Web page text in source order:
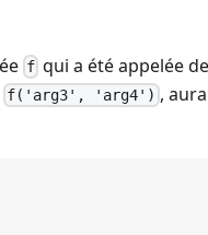
f qui a été appelée
f('arg3', 'arg4') ,